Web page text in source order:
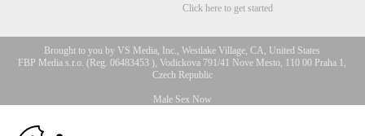
Click here to get started
Brought to you by VS Media, Inc., Westlake Village, CA, United States
FBP Media s.r.o. (Reg. 06483453 ), Vodickova 791/41 Nove Mesto, 110 00 Praha 1,
Czech Republic
Male Sex Now
All persons depicted herein were at least 18 years of age at the time of photography:
10:00